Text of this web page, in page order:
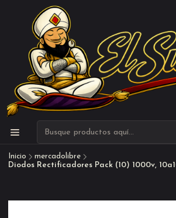
Inicio
mercadolibre
Diodos Rectificadores Pack (10) 1000v,